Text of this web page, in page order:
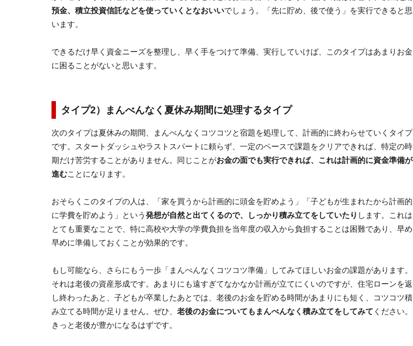
預金、積立投資信託などを使っていくとなおいいでしょう。「先に貯め、後で使う」を実行できると思
います。
できるだけ早く資金ニーズを整理し、早く手をつけて準備、実行していけば、このタイプはあまりお金
に困ることがないと思います。
タイプ2）まんべんなく夏休み期間に処理するタイプ
次のタイプは夏休みの期間、まんべんなくコツコツと宿題を処理して、計画的に終わらせていくタイプ
です。スタートダッシュやラストスパートに頼らず、一定のペースで課題をクリアできれば、特定の時
期だけ苦労することがありません。同じことがお金の面でも実行できれば、これは計画的に資金準備が
進むことになります。
おそらくこのタイプの人は、「家を買うから計画的に頭金を貯めよう」「子どもが生まれたから計画的
に学費を貯めよう」という 発想が自然と出てくるので、しっかり積み立てをしていたり します。これは
とても重要なことで、特に高校や大学の学費負担を当年度の収入から負担することは困難であり、早め
早めに準備しておくことが効果的です。
もし可能なら、さらにもう一歩「まんべんなくコツコツ準備」してみてほしいお金の課題があります。
それは老後の資産形成です。あまりにも遠すぎてなかなか計画が立てにくいのですが、住宅ローンを返
し終わったあと、子どもが卒業したあとでは、老後のお金を貯める時間があまりにも短く、コツコツ積
み立てる時間が足りません。ぜひ、 老後のお金についてもまんべんなく積み立てをしてみて ください。
きっと老後が豊かになるはずです。